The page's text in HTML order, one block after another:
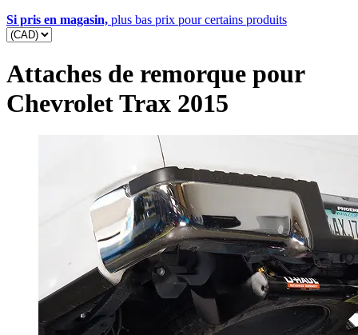
Si pris en magasin, plus bas prix pour certains produits
Attaches de remorque pour
Chevrolet Trax 2015